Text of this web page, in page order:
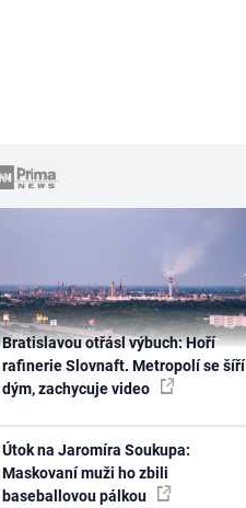
Bratislavou otřásl výbuch: Hoří
rafinerie Slovnaft. Metropolí se šíří
dým, zachycuje video
Útok na Jaromíra Soukupa:
Maskovaní muži ho zbili
baseballovou pálkou